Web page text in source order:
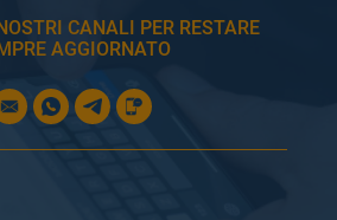
CANALI PER RESTARE
AGGIORNATO